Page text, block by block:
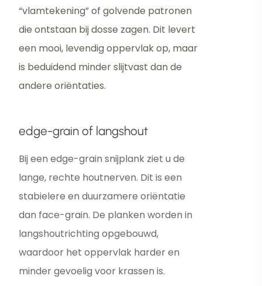
“vlamtekening” of golvende patronen
die ontstaan bij dosse zagen. Dit levert
een mooi, levendig oppervlak op, maar
is beduidend minder slijtvast dan de
andere oriëntaties.
edge-grain of langshout
Bij een edge-grain snijplank ziet u de
lange, rechte houtnerven. Dit is een
stabielere en duurzamere oriëntatie
dan face-grain. De planken worden in
langshoutrichting opgebouwd,
waardoor het oppervlak harder en
minder gevoelig voor krassen is.